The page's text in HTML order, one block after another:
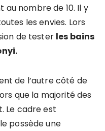
nombre de 10. Il y
les envies. Lors
de tester les bains
de l’autre côté de
que la majorité des
Le cadre est
possède une